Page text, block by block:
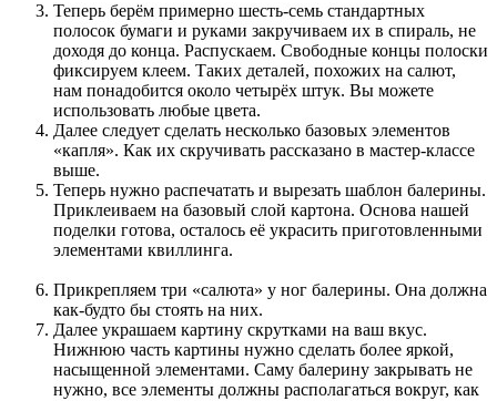
Теперь берём примерно шесть-семь стандартных
полосок бумаги и руками закручиваем их в спираль, не
доходя до конца. Распускаем. Свободные концы полоски
фиксируем клеем. Таких деталей, похожих на салют,
нам понадобится около четырёх штук. Вы можете
использовать любые цвета.
Далее следует сделать несколько базовых элементов
«капля». Как их скручивать рассказано в мастер-классе
выше.
Теперь нужно распечатать и вырезать шаблон балерины.
Приклеиваем на базовый слой картона. Основа нашей
поделки готова, осталось её украсить приготовленными
элементами квиллинга.
Прикрепляем три «салюта» у ног балерины. Она должна
как-будто бы стоять на них.
Далее украшаем картину скрутками на ваш вкус.
Нижнюю часть картины нужно сделать более яркой,
насыщенной элементами. Саму балерину закрывать не
нужно, все элементы должны располагаться вокруг, как